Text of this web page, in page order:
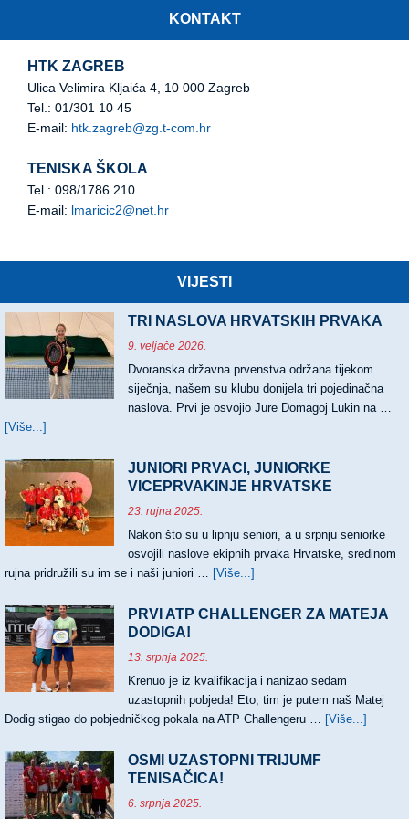
KONTAKT
HTK ZAGREB
Ulica Velimira Kljaića 4, 10 000 Zagreb
Tel.: 01/301 10 45
E-mail: htk.zagreb@zg.t-com.hr
TENISKA ŠKOLA
Tel.: 098/1786 210
E-mail: lmaricic2@net.hr
VIJESTI
TRI NASLOVA HRVATSKIH PRVAKA
9. veljače 2026.
Dvoranska državna prvenstva održana tijekom
siječnja, našem su klubu donijela tri pojedinačna
naslova. Prvi je osvojio Jure Domagoj Lukin na …
[Više...]
NASLOVA
HRVATSKIH
PRVAKA
JUNIORI PRVACI, JUNIORKE
VICEPRVAKINJE HRVATSKE
23. rujna 2025.
Nakon što su u lipnju seniori, a u srpnju seniorke
osvojili naslove ekipnih prvaka Hrvatske, sredinom
rujna pridružili su im se i naši juniori … [Više...]
PRVACI,
PRVI ATP CHALLENGER ZA MATEJA
DODIGA!
13. srpnja 2025.
Krenuo je iz kvalifikacija i nanizao sedam
uzastopnih pobjeda! Eto, tim je putem naš Matej
Dodig stigao do pobjedničkog pokala na ATP Challengeru … [Više...]
OSMI UZASTOPNI TRIJUMF
TENISAČICA!
6. srpnja 2025.